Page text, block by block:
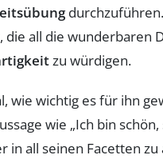
die all die
zu würdigen.
wie wichtig es für ihn
wie „Ich bin
in all seinen Facetten